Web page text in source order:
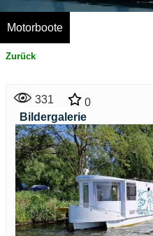
Motorboote
Zurück
331 0
Bildergalerie